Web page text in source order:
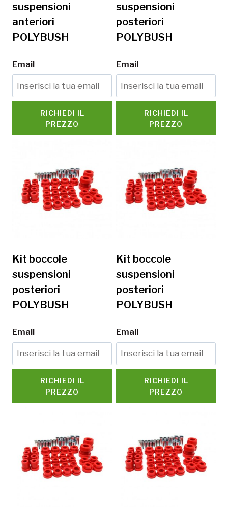
suspensioni
anteriori
POLYBUSH
Email
RICHIEDI IL
PREZZO
suspensioni
posteriori
POLYBUSH
Email
RICHIEDI IL
PREZZO
Kit boccole
suspensioni
posteriori
POLYBUSH
Email
RICHIEDI IL
PREZZO
Kit boccole
suspensioni
posteriori
POLYBUSH
Email
RICHIEDI IL
PREZZO